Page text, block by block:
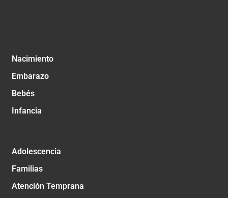
Nacimiento
Embarazo
Bebés
Infancia
Adolescencia
Familias
Atención Temprana